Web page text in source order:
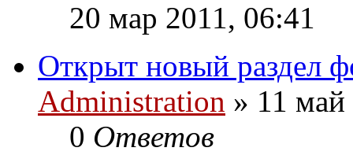
20 мар 2011, 06:41
Открыт новый раздел
Administration » 11
0 Ответов